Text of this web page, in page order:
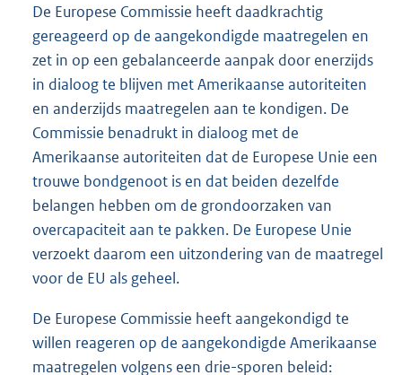
De Europese Commissie heeft daadkrachtig
gereageerd op de aangekondigde maatregelen en
zet in op een gebalanceerde aanpak door enerzijds
in dialoog te blijven met Amerikaanse autoriteiten
en anderzijds maatregelen aan te kondigen. De
Commissie benadrukt in dialoog met de
Amerikaanse autoriteiten dat de Europese Unie een
trouwe bondgenoot is en dat beiden dezelfde
belangen hebben om de grondoorzaken van
overcapaciteit aan te pakken. De Europese Unie
verzoekt daarom een uitzondering van de maatregel
voor de EU als geheel.
De Europese Commissie heeft aangekondigd te
willen reageren op de aangekondigde Amerikaanse
maatregelen volgens een drie-sporen beleid: